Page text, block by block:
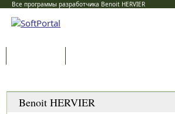
Все программы разработчика Benoit HERVIER
Benoit HERVIER